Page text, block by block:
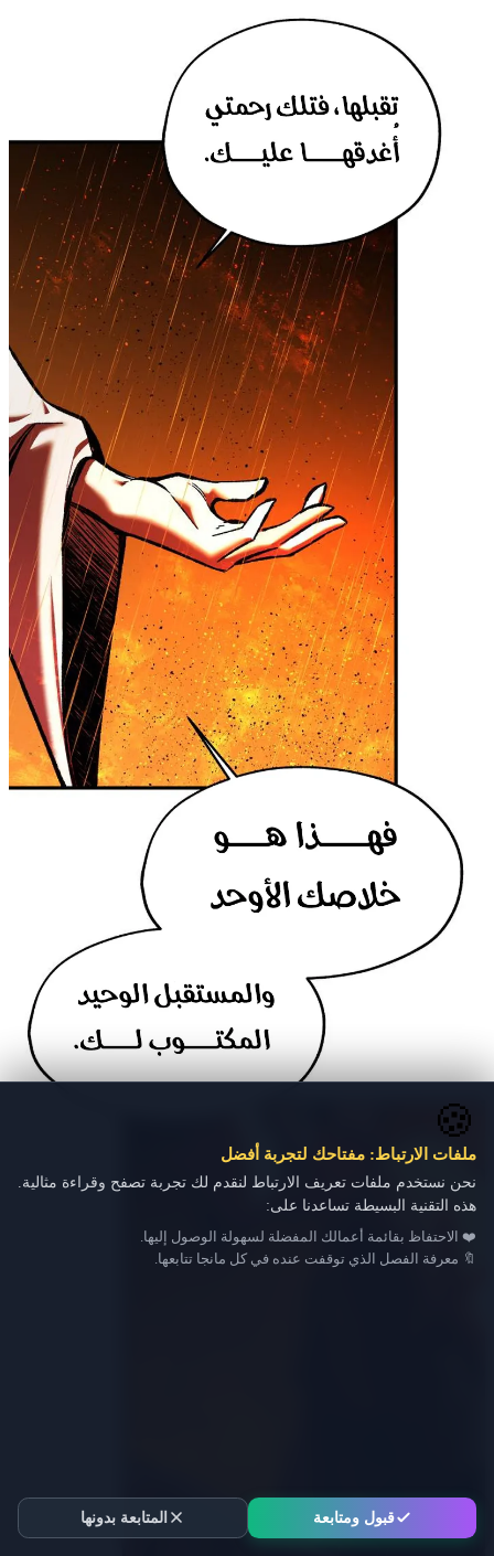
🍪
ملفات الارتباط: مفتاحك لتجربة أفضل
نحن نستخدم ملفات تعريف الارتباط لنقدم لك تجربة تصفح وقراءة مثالية.
هذه التقنية البسيطة تساعدنا على:
❤️ الاحتفاظ بقائمة أعمالك المفضلة لسهولة الوصول إليها.
🔖 معرفة الفصل الذي توقفت عنده في كل مانجا تتابعها.
قبول ومتابعة المتابعة بدونها